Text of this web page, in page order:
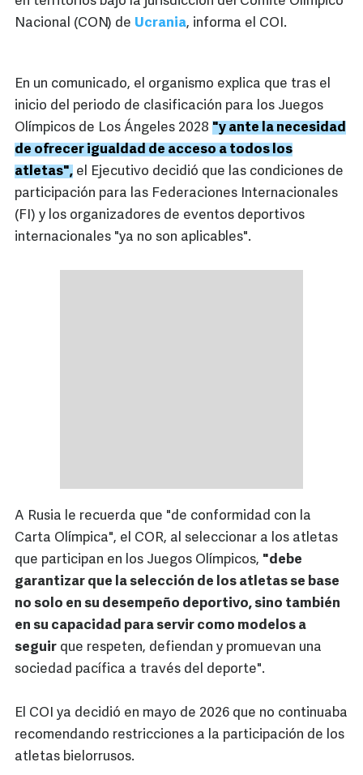
Nacional (CON) de Ucrania, informa el COI.
En un comunicado, el organismo explica que tras el
inicio del periodo de clasificación para los Juegos
Olímpicos de Los Ángeles 2028 "y ante la necesidad
de ofrecer igualdad de acceso a todos los
atletas", el Ejecutivo decidió que las condiciones de
participación para las Federaciones Internacionales
(FI) y los organizadores de eventos deportivos
internacionales "ya no son aplicables".
A Rusia le recuerda que "de conformidad con la
Carta Olímpica", el COR, al seleccionar a los atletas
que participan en los Juegos Olímpicos, "debe
garantizar que la selección de los atletas se base
no solo en su desempeño deportivo, sino también
en su capacidad para servir como modelos a
seguir que respeten, defiendan y promuevan una
sociedad pacífica a través del deporte".
El COI ya decidió en mayo de 2026 que no continuaba
recomendando restricciones a la participación de los
atletas bielorrusos.